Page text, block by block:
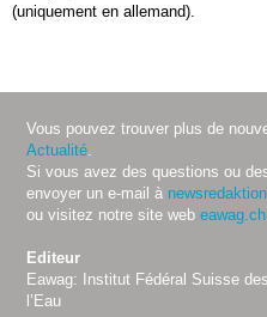
(uniquement en allemand).
Vous pouvez trouver plus de
Actualité
Si vous avez des questions ou
envoyer un e-mail à
ou visitez notre site web eawag.ch
Editeur
Eawag: Institut Fédéral Suisse
l’Eau